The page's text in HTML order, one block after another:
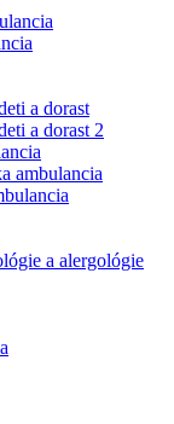
a dorast
a dorast 2
ambulancia
a alergológie